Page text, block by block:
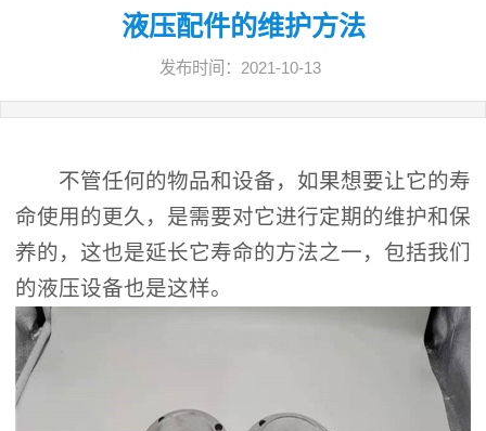
液压配件的维护方法
发布时间：2021-10-13
不管任何的物品和设备，如果想要让它的寿
命使用的更久，是需要对它进行定期的维护和保
养的，这也是延长它寿命的方法之一，包括我们
的液压设备也是这样。